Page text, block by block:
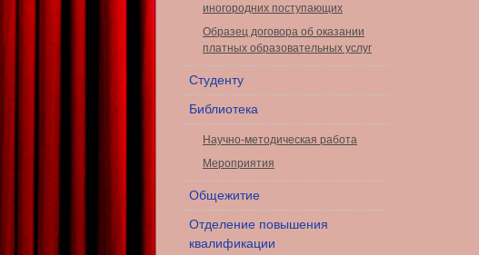
иногородних поступающих
Образец договора об оказании
платных образовательных услуг
Студенту
Библиотека
Научно-методическая работа
Мероприятия
Общежитие
Отделение повышения
квалификации